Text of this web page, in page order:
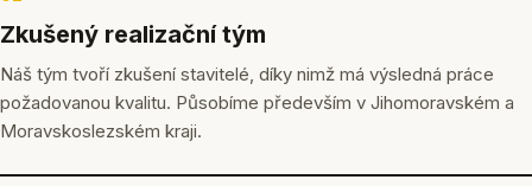
Zkušený realizační tým
Náš tým tvoří zkušení stavitelé, díky nimž má výsledná práce
požadovanou kvalitu. Působíme především v Jihomoravském a
Moravskoslezském kraji.